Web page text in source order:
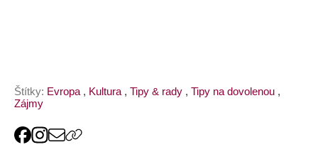
Štítky: Evropa , Kultura , Tipy & rady , Tipy na dovolenou ,
Zájmy